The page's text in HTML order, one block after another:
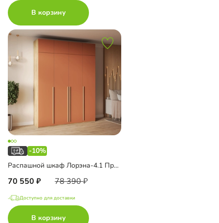
В корзину
-10%
Распашной шкаф Лорэна-4.1 Премиум Эко с антресолью
70 550 78 390
Доступно для доставки
В корзину